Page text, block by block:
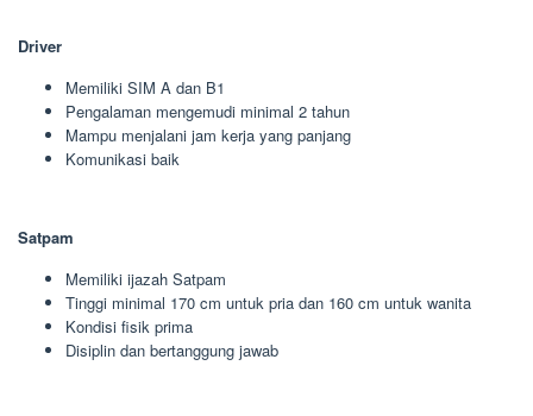
Driver
Memiliki SIM A dan B1
Pengalaman mengemudi minimal 2 tahun
Mampu menjalani jam kerja yang panjang
Komunikasi baik
Satpam
Memiliki ijazah Satpam
Tinggi minimal 170 cm untuk pria dan 160 cm untuk wanita
Kondisi fisik prima
Disiplin dan bertanggung jawab